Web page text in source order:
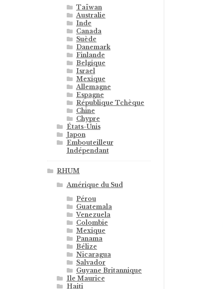
Taïwan
Australie
Inde
Canada
Suède
Danemark
Finlande
Belgique
Israel
Mexique
Allemagne
Espagne
République Tchèque
Chine
Chypre
États-Unis
Japon
Embouteilleur
Indépendant
RHUM
Amérique du Sud
Pérou
Guatemala
Venezuela
Colombie
Mexique
Panama
Bélize
Nicaragua
Salvador
Guyane Britannique
Ile Maurice
Haiti